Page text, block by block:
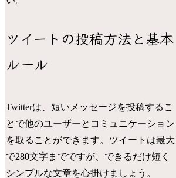
ツイートの投稿方法と基本
ルール
Twitterは、短いメッセージを投稿するこ
とで他のユーザーとコミュニケーション
を取ることができます。ツイートは最大
で280文字までですが、できるだけ短く
シンプルな文章を心掛けましょう。